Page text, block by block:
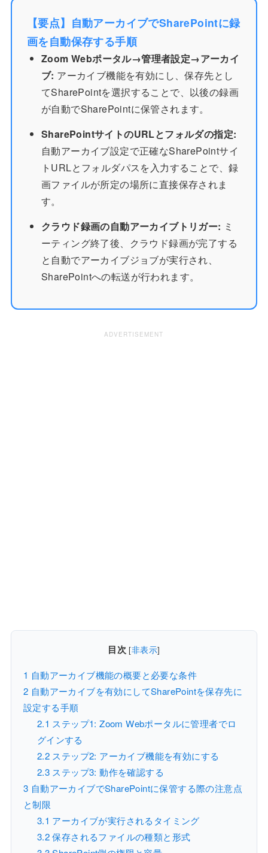
【要点】自動アーカイブでSharePointに録
画を自動保存する手順
Zoom Webポータル→管理者設定→アーカイ
ブ: アーカイブ機能を有効にし、保存先とし
てSharePointを選択することで、以後の録画
が自動でSharePointに保管されます。
SharePointサイトのURLとフォルダの指定:
自動アーカイブ設定で正確なSharePointサイ
トURLとフォルダパスを入力することで、録
画ファイルが所定の場所に直接保存されま
す。
クラウド録画の自動アーカイブトリガー: ミ
ーティング終了後、クラウド録画が完了する
と自動でアーカイブジョブが実行され、
SharePointへの転送が行われます。
ADVERTISEMENT
目次 [非表示]
1 自動アーカイブ機能の概要と必要な条件
2 自動アーカイブを有効にしてSharePointを保存先に
設定する手順
2.1 ステップ1: Zoom Webポータルに管理者でロ
グインする
2.2ステップ2: アーカイブ機能を有効にする
2.3ステップ3: 動作を確認する
3 自動アーカイブでSharePointに保管する際の注意点
と制限
3.1 アーカイブが実行されるタイミング
3.2保存されるファイルの種類と形式